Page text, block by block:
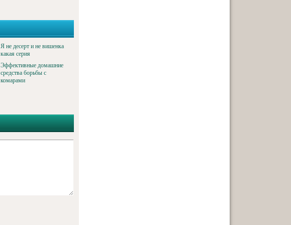
Я не десерт и не вишенка
какая серия
Эффективные домашние
средства борьбы с
комарами